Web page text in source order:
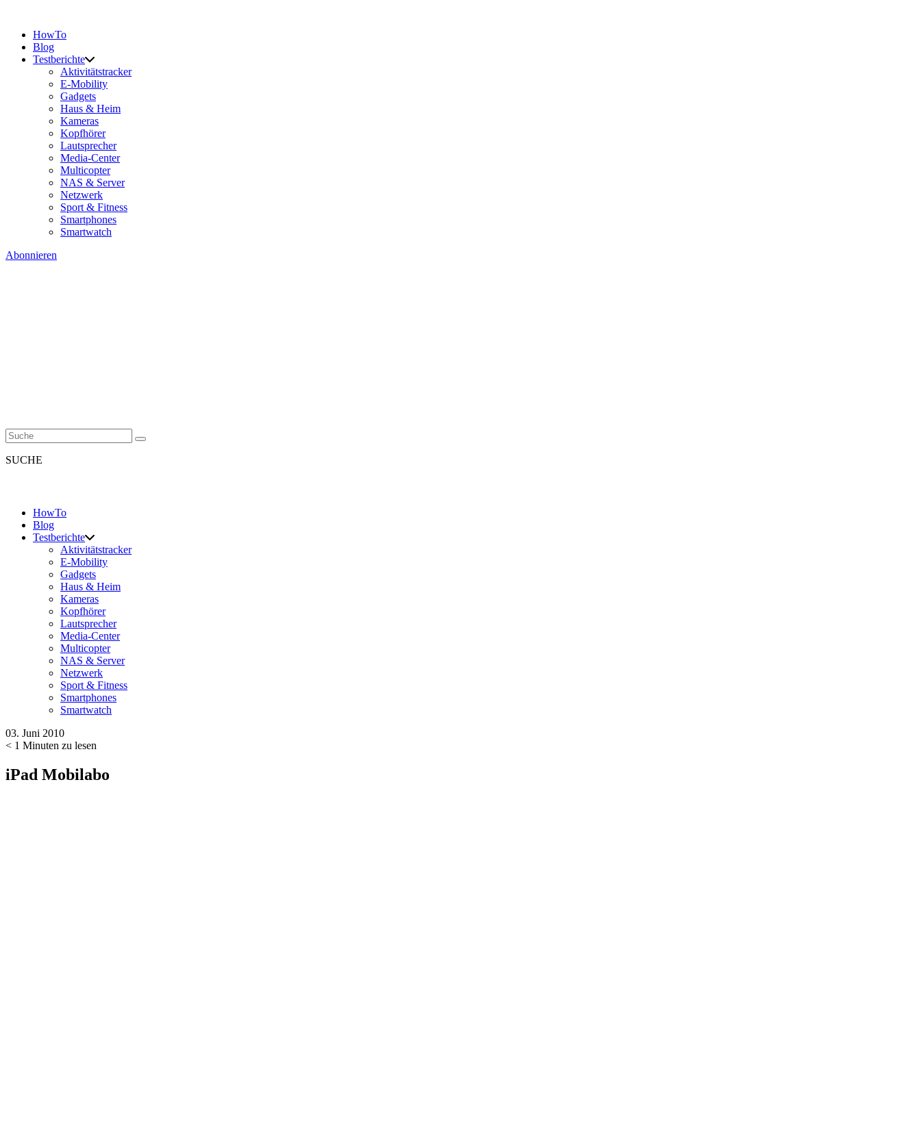
HowTo
Blog
Testberichte
Aktivitätstracker
E-Mobility
Gadgets
Haus & Heim
Kameras
Kopfhörer
Lautsprecher
Media-Center
Multicopter
NAS & Server
Netzwerk
Sport & Fitness
Smartphones
Smartwatch
Abonnieren
SUCHE
HowTo
Blog
Testberichte
Aktivitätstracker
E-Mobility
Gadgets
Haus & Heim
Kameras
Kopfhörer
Lautsprecher
Media-Center
Multicopter
NAS & Server
Netzwerk
Sport & Fitness
Smartphones
Smartwatch
03. Juni 2010
< 1 Minuten zu lesen
iPad Mobilabo